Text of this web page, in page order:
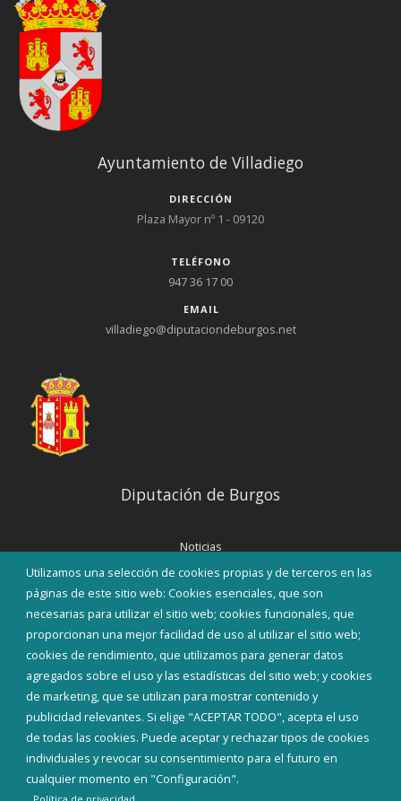
Utilizamos una selección de cookies propias y de terceros en las
páginas de este sitio web: Cookies esenciales, que son
necesarias para utilizar el sitio web; cookies funcionales, que
proporcionan una mejor facilidad de uso al utilizar el sitio web;
cookies de rendimiento, que utilizamos para generar datos
agregados sobre el uso y las estadísticas del sitio web; y cookies
de marketing, que se utilizan para mostrar contenido y
publicidad relevantes. Si elige "ACEPTAR TODO", acepta el uso
de todas las cookies. Puede aceptar y rechazar tipos de cookies
individuales y revocar su consentimiento para el futuro en
cualquier momento en "Configuración".
Ayuntamiento de Villadiego
DIRECCIÓN
Plaza Mayor nº 1 - 09120
TELÉFONO
947 36 17 00
EMAIL
villadiego@diputaciondeburgos.net
Diputación de Burgos
Noticias
Eventos
Corporación Municipal
Teléfonos de interés
INICIAR SESIÓN
MAPA WEB